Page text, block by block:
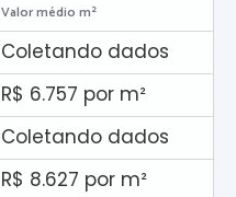
Valor médio m²
Coletando dados
R$ 6.757 por m²
Coletando dados
R$ 8.627 por m²